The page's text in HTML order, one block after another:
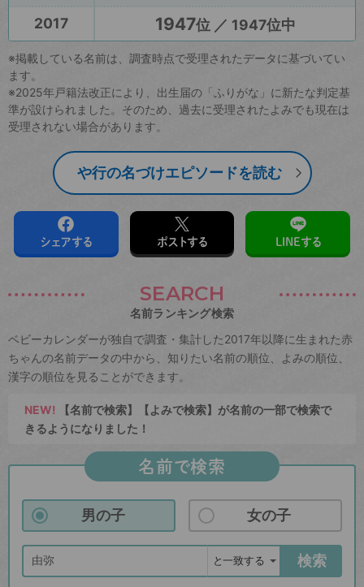
2017
1947位 ／ 1947位中
※掲載している名前は、調査時点で受理されたデータに基づいてい
ます。
※2025年戸籍法改正により、出生届の「ふりがな」に新たな判定基
準が設けられました。そのため、過去に受理されたよみでも現在は
受理されない場合があります。
や行の名づけエピソードを読む
シェアする ポストする LINEする
SEARCH
名前ランキング検索
ベビーカレンダーが独自で調査・集計した2017年以降に生まれた赤
ちゃんの名前データの中から、知りたい名前の順位、よみの順位、
漢字の順位を見ることができます。
NEW! 【名前で検索】【よみで検索】が名前の一部で検索で
きるようになりました！
名前で検索
男の子 女の子
検索